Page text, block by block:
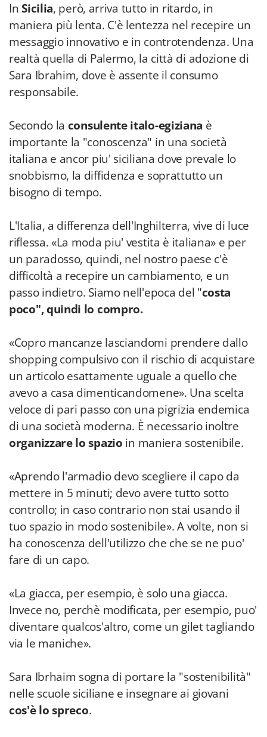
InSicilia, però, arriva tutto in ritardo, in
maniera più lenta. C'è lentezza nel recepire un
messaggio innovativo e in controtendenza. Una
realtà quella di Palermo, la città di adozione di
Sara Ibrahim, dove è assente il consumo
responsabile.
Secondo la consulente italo-egiziana è
importante la "conoscenza" in una società
italiana e ancor piu' siciliana dove prevale lo
snobbismo, la diffidenza e soprattutto un
bisogno di tempo.
L'Italia, a differenza dell'Inghilterra, vive di luce
riflessa. «La moda piu' vestita è italiana» e per
un paradosso, quindi, nel nostro paese c'è
difficoltà a recepire un cambiamento, e un
passo indietro. Siamo nell'epoca del "costa
poco", quindi lo compro.
«Copro mancanze lasciandomi prendere dallo
shopping compulsivo con il rischio di acquistare
un articolo esattamente uguale a quello che
avevo a casa dimenticandomene». Una scelta
veloce di pari passo con una pigrizia endemica
di una società moderna. È necessario inoltre
organizzare lo spazio in maniera sostenibile.
«Aprendo l'armadio devo scegliere il capo da
mettere in 5 minuti; devo avere tutto sotto
controllo; in caso contrario non stai usando il
tuo spazio in modo sostenibile». A volte, non si
ha conoscenza dell'utilizzo che che se ne puo'
fare di un capo.
«La giacca, per esempio, è solo una giacca.
Invece no, perchè modificata, per esempio, puo'
diventare qualcos'altro, come un gilet tagliando
via le maniche».
Sara Ibrhaim sogna di portare la "sostenibilità"
nelle scuole siciliane e insegnare ai giovani
cos'è lo spreco.